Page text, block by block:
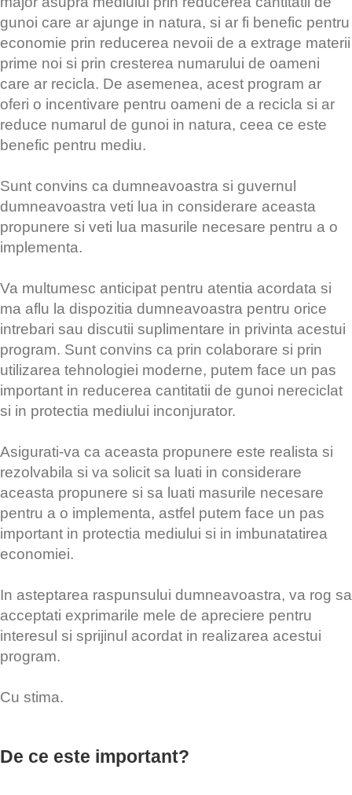
gunoi care ar ajunge in natura, si ar fi benefic pentru
economie prin reducerea nevoii de a extrage materii
prime noi si prin cresterea numarului de oameni
care ar recicla. De asemenea, acest program ar
oferi o incentivare pentru oameni de a recicla si ar
reduce numarul de gunoi in natura, ceea ce este
benefic pentru mediu.
Sunt convins ca dumneavoastra si guvernul
dumneavoastra veti lua in considerare aceasta
propunere si veti lua masurile necesare pentru a o
implementa.
Va multumesc anticipat pentru atentia acordata si
ma aflu la dispozitia dumneavoastra pentru orice
intrebari sau discutii suplimentare in privinta acestui
program. Sunt convins ca prin colaborare si prin
utilizarea tehnologiei moderne, putem face un pas
important in reducerea cantitatii de gunoi nereciclat
si in protectia mediului inconjurator.
Asigurati-va ca aceasta propunere este realista si
rezolvabila si va solicit sa luati in considerare
aceasta propunere si sa luati masurile necesare
pentru a o implementa, astfel putem face un pas
important in protectia mediului si in imbunatatirea
economiei.
In asteptarea raspunsului dumneavoastra, va rog sa
acceptati exprimarile mele de apreciere pentru
interesul si sprijinul acordat in realizarea acestui
program.
Cu stima.
De ce este important?